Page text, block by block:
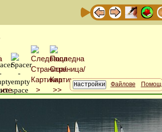
Файлове Помощ